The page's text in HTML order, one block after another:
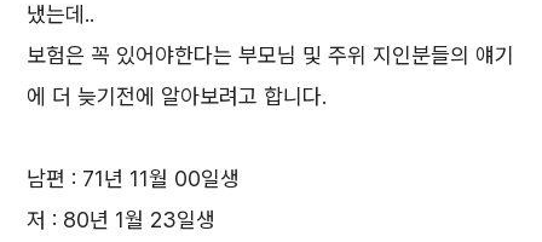
냈는데..
보험은 꼭 있어야한다는 부모님 및 주위 지인분들의 얘기
에 더 늦기전에 알아보려고 합니다.
남편 : 71년 11월 00일생
저 : 80년 1월 23일생